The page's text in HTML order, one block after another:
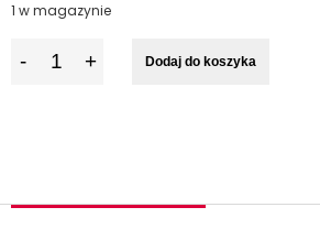
1 w magazynie
Dodaj do koszyka